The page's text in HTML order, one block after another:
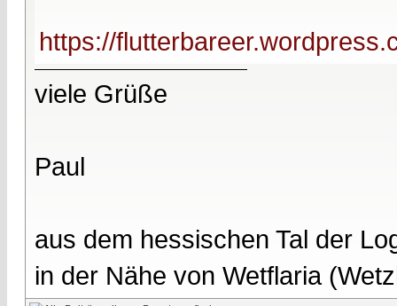
https://
viele Grüße
Paul
aus dem hessischen Tal der
in der Nähe von Wetflaria